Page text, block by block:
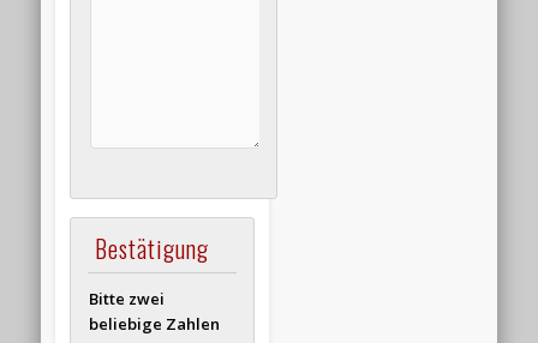
Bestätigung
Bitte zwei
beliebige Zahlen